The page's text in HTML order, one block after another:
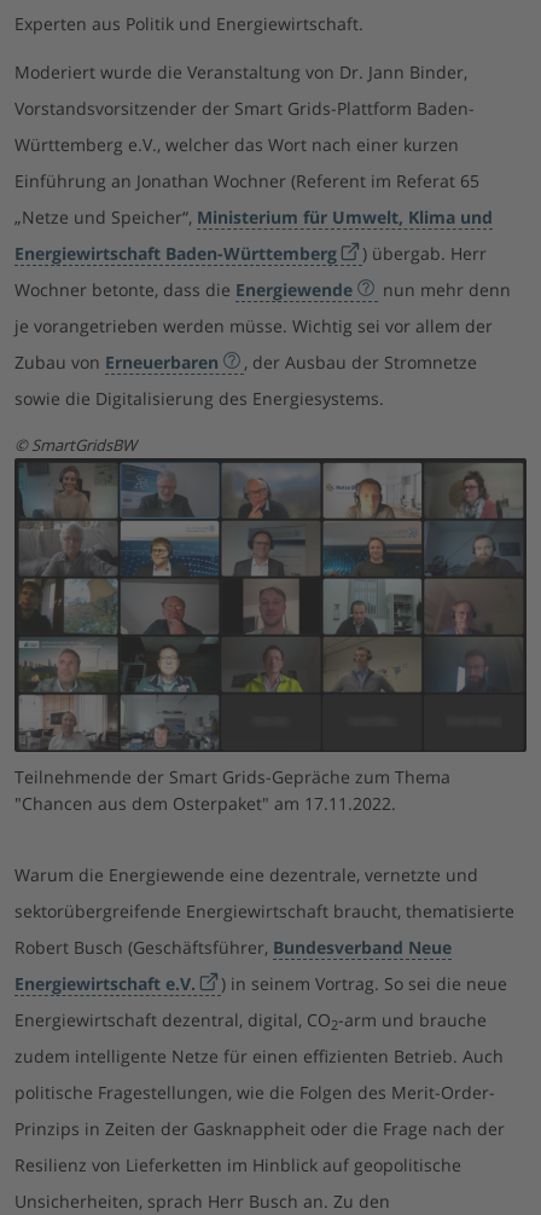
Experten aus Politik und Energiewirtschaft.
Moderiert wurde die Veranstaltung von Dr. Jann Binder,
Vorstandsvorsitzender der Smart Grids-Plattform Baden-
Württemberg e.V., welcher das Wort nach einer kurzen
Einführung an Jonathan Wochner (Referent im Referat 65
„Netze und Speicher“, Ministerium für Umwelt, Klima und
Energiewirtschaft Baden-Württemberg
) übergab. Herr
Wochner betonte, dass die Energiewende
nun mehr denn
je vorangetrieben werden müsse. Wichtig sei vor allem der
Zubau von Erneuerbaren
, der Ausbau der Stromnetze
sowie die Digitalisierung des Energiesystems.
SmartGridsBW
Teilnehmende der Smart Grids-Gepräche zum Thema
"Chancen aus dem Osterpaket" am 17.11.2022.
Warum die Energiewende eine dezentrale, vernetzte und
sektorübergreifende Energiewirtschaft braucht, thematisierte
Robert Busch (Geschäftsführer, Bundesverband Neue
Energiewirtschaft e.V.
) in seinem Vortrag. So sei die neue
Energiewirtschaft dezentral, digital, CO2-arm und brauche
zudem intelligente Netze für einen effizienten Betrieb. Auch
politische Fragestellungen, wie die Folgen des Merit-Order-
Prinzips in Zeiten der Gasknappheit oder die Frage nach der
Resilienz von Lieferketten im Hinblick auf geopolitische
Unsicherheiten, sprach Herr Busch an. Zu den